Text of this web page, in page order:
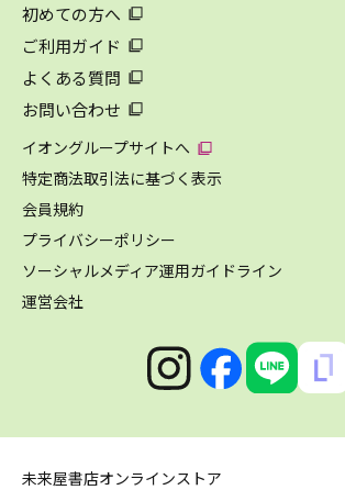
初めての方へ
ご利用ガイド
よくある質問
お問い合わせ
イオングループサイトへ
特定商法取引法に基づく表示
会員規約
プライバシーポリシー
ソーシャルメディア運用ガイドライン
運営会社
未来屋書店オンラインストア